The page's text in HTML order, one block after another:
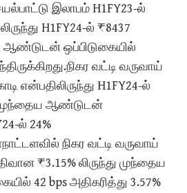
இலாபம் H1FY23-ல்
H1FY24-ல் ₹8437
ஆண்டுடன் ஒப்பிடுகையில்
வட்டி வருவாய்
என்பதிலிருந்து H1FY24-ல்
முந்தைய ஆண்டுடன்
ல் 24%
நிகர வட்டி வருவாய்
₹3.15% லிருந்து முந்தைய
42 bps அதிகரித்து 3.57%